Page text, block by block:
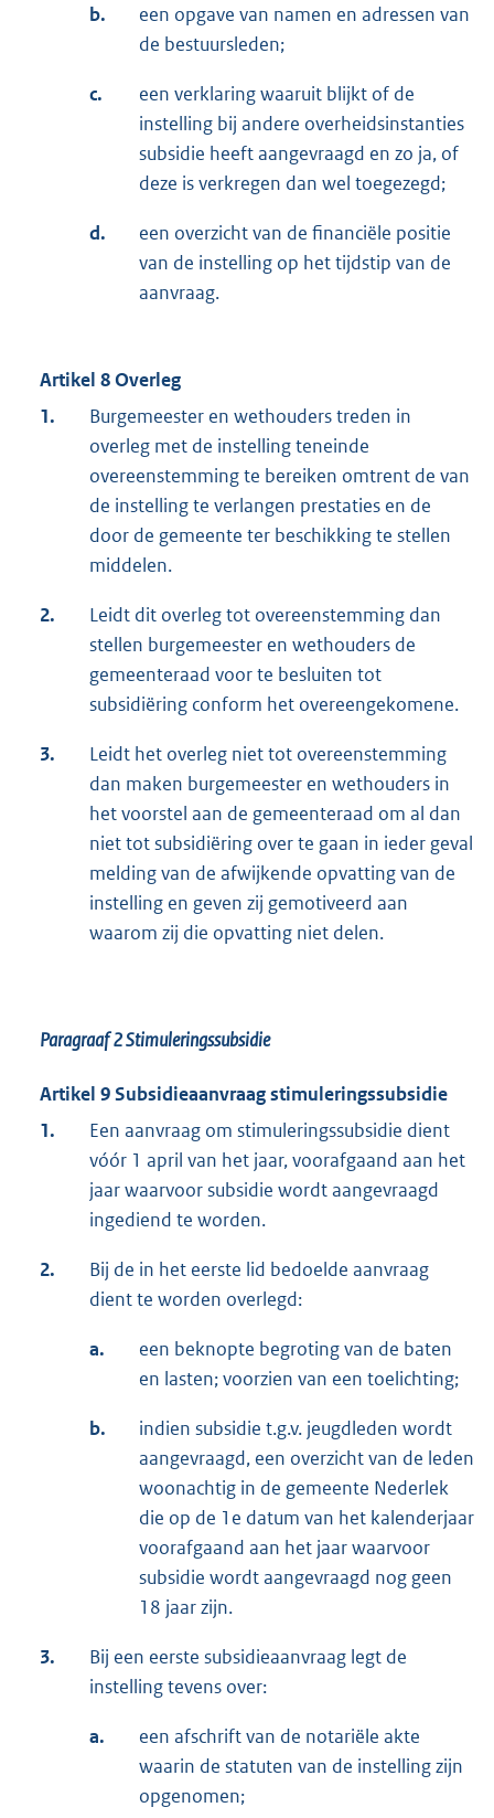
b.
een opgave van namen en adressen van
de bestuursleden;
c.
een verklaring waaruit blijkt of de
instelling bij andere overheidsinstanties
subsidie heeft aangevraagd en zo ja, of
deze is verkregen dan wel toegezegd;
d.
een overzicht van de financiële positie
van de instelling op het tijdstip van de
aanvraag.
Artikel 8 Overleg
1.
Burgemeester en wethouders treden in
overleg met de instelling teneinde
overeenstemming te bereiken omtrent de van
de instelling te verlangen prestaties en de
door de gemeente ter beschikking te stellen
middelen.
2.
Leidt dit overleg tot overeenstemming dan
stellen burgemeester en wethouders de
gemeenteraad voor te besluiten tot
subsidiëring conform het overeengekomene.
3.
Leidt het overleg niet tot overeenstemming
dan maken burgemeester en wethouders in
het voorstel aan de gemeenteraad om al dan
niet tot subsidiëring over te gaan in ieder geval
melding van de afwijkende opvatting van de
instelling en geven zij gemotiveerd aan
waarom zij die opvatting niet delen.
Paragraaf 2Stimuleringssubsidie
Artikel 9 Subsidieaanvraag stimuleringssubsidie
1.
Een aanvraag om stimuleringssubsidie dient
vóór 1 april van het jaar, voorafgaand aan het
jaar waarvoor subsidie wordt aangevraagd
ingediend te worden.
2.
Bij de in het eerste lid bedoelde aanvraag
dient te worden overlegd:
a.
een beknopte begroting van de baten
en lasten; voorzien van een toelichting;
b.
indien subsidie t.g.v. jeugdleden wordt
aangevraagd, een overzicht van de leden
woonachtig in de gemeente Nederlek
die op de 1e datum van het kalenderjaar
voorafgaand aan het jaar waarvoor
subsidie wordt aangevraagd nog geen
18 jaar zijn.
3.
Bij een eerste subsidieaanvraag legt de
instelling tevens over:
a.
een afschrift van de notariële akte
waarin de statuten van de instelling zijn
opgenomen;